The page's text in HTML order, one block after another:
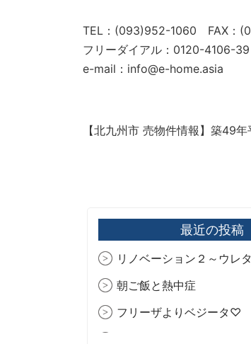
TEL：(093)952-1060 FAX：
フリーダイアル：0120-4106-39
e-mail：info@e-home.asia
【北九州市 売物件情報】築49
最近の投稿
朝ご飯と熱中症
フリーザよりベジータ♡